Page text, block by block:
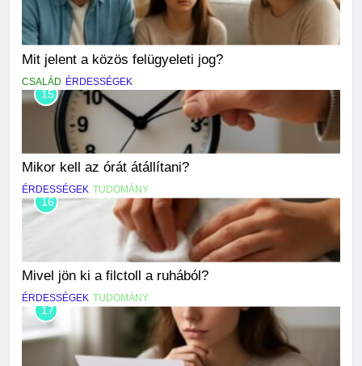
Mit jelent a közös felügyeleti jog?
CSALÁD ÉRDESSÉGEK
15
Mikor kell az órát átállítani?
ÉRDESSÉGEK TUDOMÁNY
16
Mivel jön ki a filctoll a ruhából?
ÉRDESSÉGEK TUDOMÁNY
17